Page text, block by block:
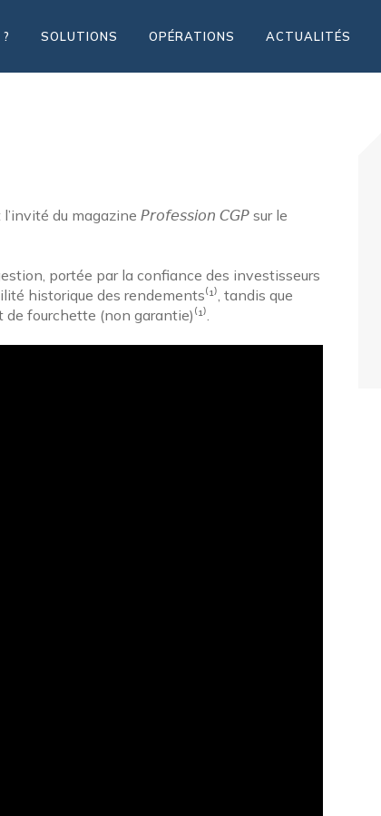
SOLUTIONS OPÉRATIONS ACTUALITÉS
du magazine 𝘗𝘳𝘰𝘧𝘦𝘴𝘴𝘪𝘰𝘯 𝘊𝘎𝘗 sur le
portée par la confiance des investisseurs
historique des rendements⁽¹⁾, tandis que
fourchette (non garantie)⁽¹⁾.